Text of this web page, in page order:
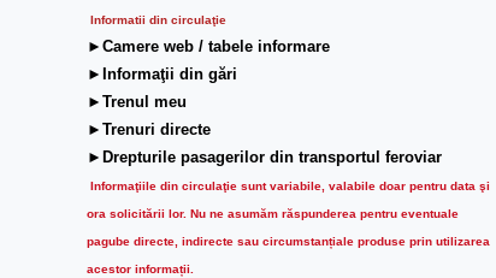
Informatii din circulaţie
►Camere web / tabele informare
►Informaţii din gări
►Trenul meu
►Trenuri directe
►Drepturile pasagerilor din transportul feroviar
Informaţiile din circulaţie sunt variabile, valabile doar pentru data şi
ora solicitării lor. Nu ne asumăm răspunderea pentru eventuale
pagube directe, indirecte sau circumstanțiale produse prin utilizarea
acestor informații.